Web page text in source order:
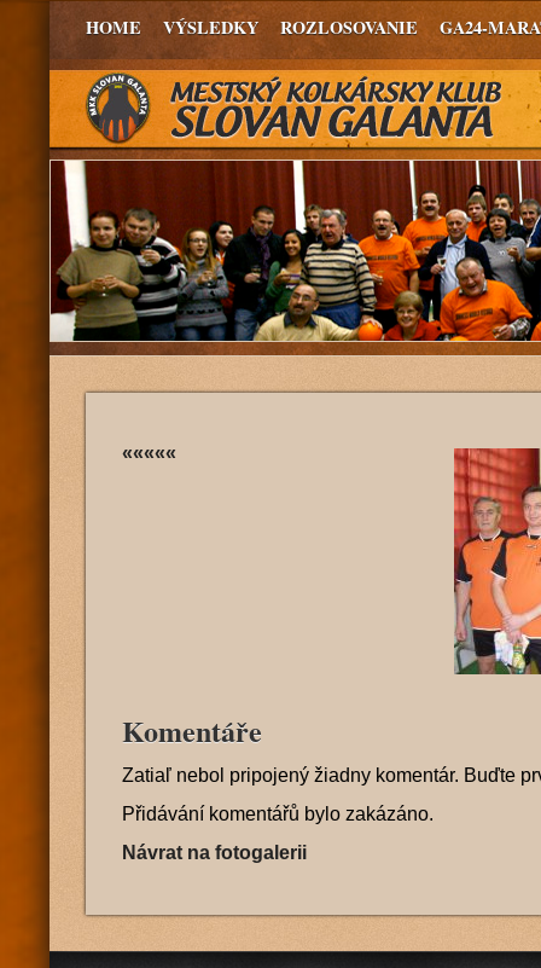
HOME VÝSLEDKY ROZLOSOVANIE GA24-
«««««
Komentáře
Zatiaľ nebol pripojený žiadny komentár. Buďte
Přidávání komentářů bylo zakázáno.
Návrat na fotogalerii